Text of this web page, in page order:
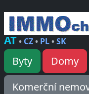
AT• CZ• PL•SK
Byty Domy
Komerční